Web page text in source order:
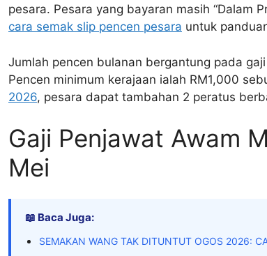
pesara. Pesara yang bayaran masih “Dalam
cara semak slip pencen pesara untuk
Jumlah pencen bulanan bergantung pada
Pencen minimum kerajaan ialah RM1,000
2026, pesara dapat tambahan 2 peratus
Gaji Penjawat Awam
Mei
📖 Baca Juga:
SEMAKAN WANG TAK DITUNTUT OGOS 2026: